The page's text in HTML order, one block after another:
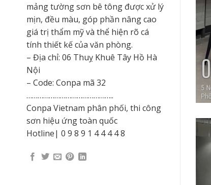
mảng tường sơn bê tông được xử lý
mịn, đều màu, góp phần nâng cao
giá trị thẩm mỹ và thể hiện rõ cá
tính thiết kế của văn phòng.
– Địa chỉ: 06 Thuỵ Khuê Tây Hồ Hà
Nội
– Code: Conpa mã 32
………………………………………..
Conpa Vietnam phân phối, thi công
sơn hiệu ứng toàn quốc
Hotline| 0 9 8 9 1 4 4 4 4 8